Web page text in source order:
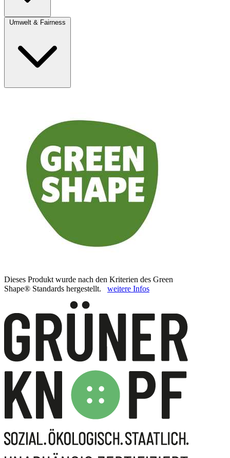
Umwelt & Fairness
Dieses Produkt wurde nach den Kriterien des Green
Shape® Standards hergestellt. weitere Infos